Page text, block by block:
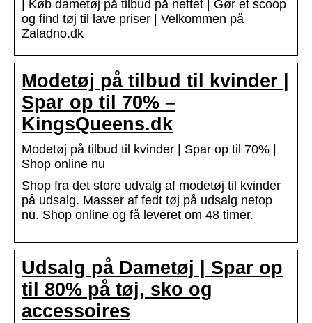
| Køb dametøj på tilbud på nettet | Gør et scoop
og find tøj til lave priser | Velkommen på
Zaladno.dk
Modetøj på tilbud til kvinder |
Spar op til 70% –
KingsQueens.dk
Modetøj på tilbud til kvinder | Spar op til 70% |
Shop online nu
Shop fra det store udvalg af modetøj til kvinder
på udsalg. Masser af fedt tøj på udsalg netop
nu. Shop online og få leveret om 48 timer.
Udsalg på Dametøj | Spar op
til 80% på tøj, sko og
accessoires